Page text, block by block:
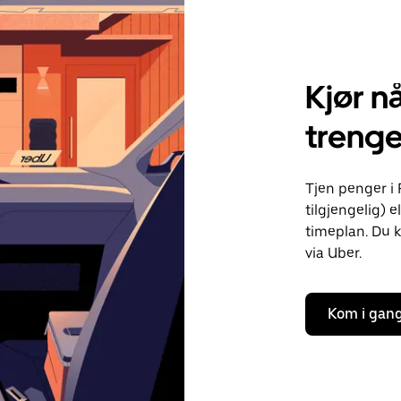
Kjør
Tjen penger i
tilgjengelig)
timeplan. Du
via Uber.
Kom i